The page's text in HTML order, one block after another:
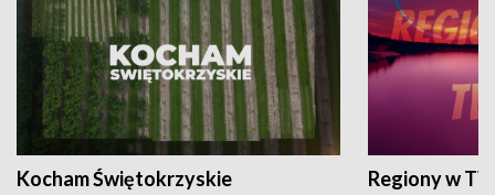
Kocham Świętokrzyskie Regiony w